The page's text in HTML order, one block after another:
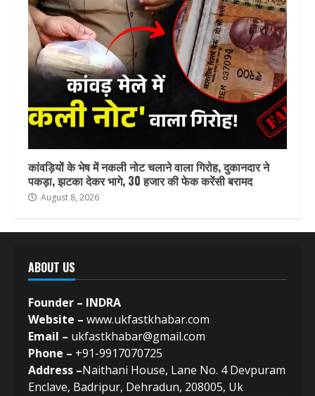
कांवड़ियों के भेष में नकली नोट चलाने वाला गिरोह, दुकानदार ने
पकड़ा, झटका देकर भागे, 30 हजार की फेक करेंसी बरामद
August 8, 2026
ABOUT US
Founder – INDRA
Website – www.ukfastkhabar.com
Email – ukfastkhabar@gmail.com
Phone – +91-9917070725
Address –Naithani House, Lane No. 4 Devpuram
Enclave, Badripur, Dehradun, 208005, Uk